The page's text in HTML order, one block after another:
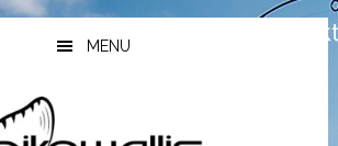
MENU